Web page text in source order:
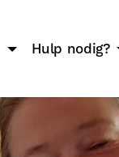
Hulp nodig?